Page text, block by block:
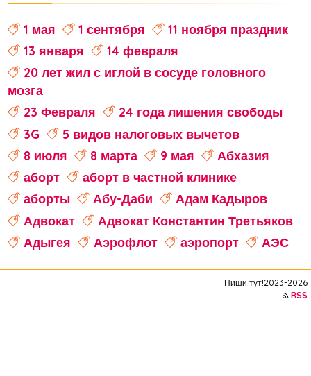
1 мая 1 сентября
11 ноября праздник
13 января
14 февраля
20 лет жил с иглой в сосуде головного
мозга
23 Февраля
24 года лишения свободы
3G
5 видов налоговых вычетов
8 июля
8 марта 9 мая
Абхазия
аборт
аборт в частной клинике
аборты
Абу-Даби
Адам Кадыров
Адвокат
Адвокат Константин Третьяков
Адыгея
Аэрофлот аэропорт
АЭС
Пиши тут!2023-2026
RSS